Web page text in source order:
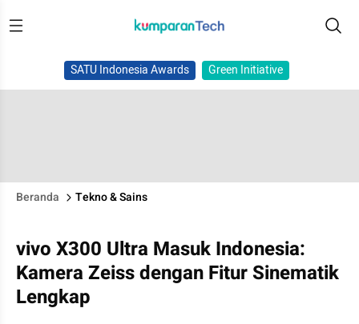
SATU Indonesia Awards Green Initiative
Beranda Tekno & Sains
vivo X300 Ultra Masuk Indonesia:
Kamera Zeiss dengan Fitur Sinematik
Lengkap